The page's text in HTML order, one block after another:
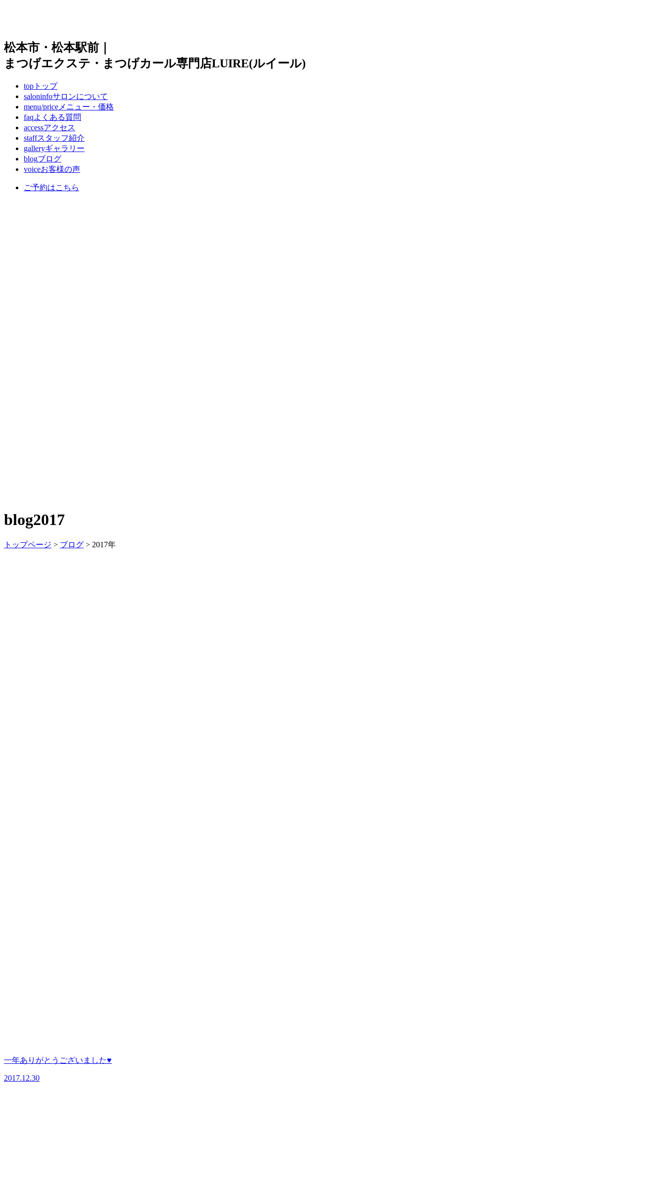
松本市・松本駅前｜
まつげエクステ・まつげカール専門店LUIRE(ルイール)
top トップ
saloninfoサロンについて
menu/price メニュー・価格
faqよくある質問
accessアクセス
staffスタッフ紹介
galleryギャラリー
blogブログ
voiceお客様の声
ご予約はこちら
blog2017
トップページ > ブログ > 2017年
一年ありがとうございました♥
2017.12.30